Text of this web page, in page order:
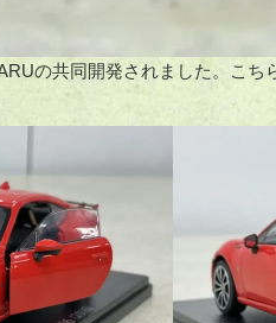
の共同開発されました。こち